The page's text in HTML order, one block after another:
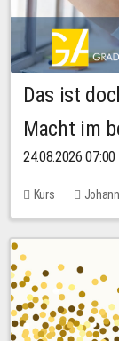
Das ist
Macht im
24.08.2026
Kurs
30,00 EUR